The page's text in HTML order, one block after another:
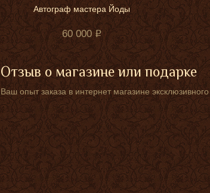
Автограф мастера Йоды
60 000
Отзыв о магазине или подарке
Ваш опыт заказа в интернет магазине